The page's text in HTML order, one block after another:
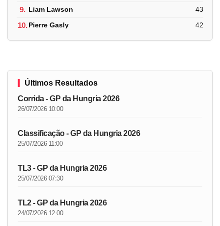
9. Liam Lawson 43
10.Pierre Gasly 42
Últimos Resultados
Corrida - GP da Hungria 2026
26/07/2026 10:00
Classificação - GP da Hungria 2026
25/07/2026 11:00
TL3 - GP da Hungria 2026
25/07/2026 07:30
TL2 - GP da Hungria 2026
24/07/2026 12:00